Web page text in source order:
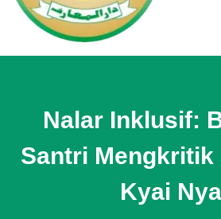
Nalar Inklusif:
Santri Mengkritik
Kyai